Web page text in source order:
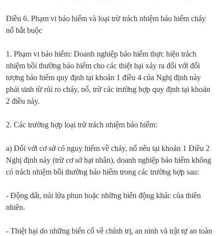
Điều 6. Phạm vi bảo hiểm và loại trừ trách nhiệm bảo hiểm cháy
nổ bắt buộc
1. Phạm vi bảo hiểm: Doanh nghiệp bảo hiểm thực hiện trách
nhiệm bồi thường bảo hiểm cho các thiệt hại xảy ra đối với đối
tượng bảo hiểm quy định tại khoản 1 điều 4 của Nghị định này
phát sinh từ rủi ro cháy, nổ, trừ các trường hợp quy định tại khoản
2 điều này.
2. Các trường hợp loại trừ trách nhiệm bảo hiểm:
a) Đối với cơ sở có nguy hiểm về cháy, nổ nêu tại khoản 1 Điều 2
Nghị định này (trừ cơ sở hạt nhân), doanh nghiệp bảo hiểm không
có trách nhiệm bồi thường bảo hiểm trong các trường hợp sau:
- Động đất, núi lửa phun hoặc những biến động khác của thiên
nhiên.
- Thiệt hại do những biến cố về chính trị, an ninh và trật tự an toàn